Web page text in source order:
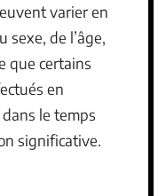
varier en
de l’âge,
que certains
en
le temps
significative.